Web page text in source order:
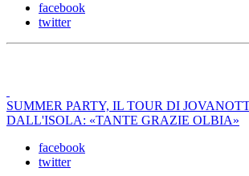
facebook
twitter
SUMMER PARTY, IL TOUR DI
DALL'ISOLA: «TANTE GRAZIE OLBIA»
facebook
twitter